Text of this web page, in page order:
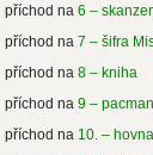
příchod na 6 –
příchod na 7 – šifra
příchod na 8 – kniha
příchod na 9 – pacman
příchod na 10. – hovna